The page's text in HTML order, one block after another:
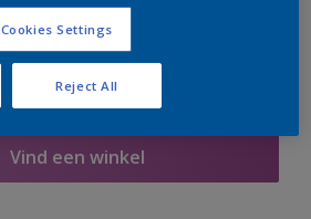
Boodschappenlijst
Vind een winkel
Cookies Settings
Reject All